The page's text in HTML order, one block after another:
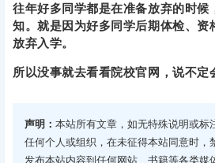
往年好多同学都是在准备放弃的时候
知。就是因为好多同学后期体检、资
放弃入学。
所以没事就去看看院校官网，说不定
声明： 本站所有文章，如无特殊说明或标
任何个人或组织，在未征得本站同意时，
发布本站内容到任何网站、书籍等各类媒